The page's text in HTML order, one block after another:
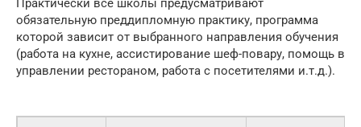
Практически все школы предусматривают
обязательную преддипломную практику, программа
которой зависит от выбранного направления обучения
(работа на кухне, ассистирование шеф-повару, помощь в
управлении рестораном, работа с посетителями и.т.д.).